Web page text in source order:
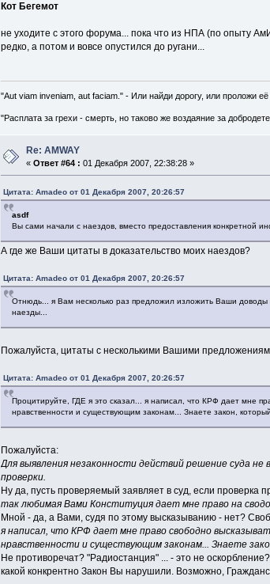
Кот Бегемот
не уходите с этого форума... пока что из НПА (по опыту
редко, а потом и вовсе опустился до ругани...
"Aut viam inveniam, aut faciam." - Или найди дорогу, или проложи её
"Расплата за грехи - смерть, но таково же воздаяние за
Re: AMWAY
«Ответ #64 : 01 Декабря 2007, 22:38:28 »
Цитата: Amadeo от 01 Декабря 2007, 20:26:57
asdf
Вы сами начали с наездов, вместо предоставления конкретной
А где же Ваши цитаты в доказательство моих наездов?
Цитата: Amadeo от 01 Декабря 2007, 20:26:57
Отнюдь... я Вам несколько раз предложил изложить Ваши доводы
наезды...
Пожалуйста, цитаты с несколькими Вашими
Цитата: Amadeo от 01 Декабря 2007, 20:26:57
Процитируйте, ГДЕ я это сказал... я написал, что КРФ дает мне
нравственности и существующим законам... Знаете закон,
Пожалуйста:
Для выявления незаконности действий решение суда не
проверки.
Ну да, пусть проверяемый заявляет в суд, если
так любимая Вами Конституция дает мне право на
Мной - да, а Вами, судя по этому высказыванию - нет?
я написал, что КРФ дает мне право свободно
нравственности и существующим законам... Знаете
Не противоречат? "Радиостанция" ... - это не
какой конкрентно Закон Вы нарушили. Возможно,